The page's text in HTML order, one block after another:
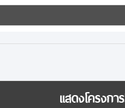
แสดงโครงก